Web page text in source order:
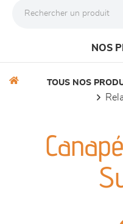
NOS
séjours
meubles de
TOUS NOS